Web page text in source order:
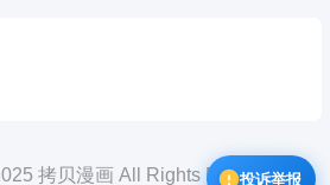
拷贝漫画 All Rights Reserved.
投诉举报